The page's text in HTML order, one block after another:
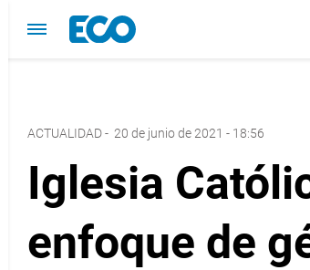
ACTUALIDAD- 20 de junio de 2021 - 18:56
Iglesia
enfoque de